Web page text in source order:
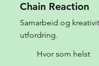
Chain Reaction
Samarbeid og
utfordring.
Hvor som helst